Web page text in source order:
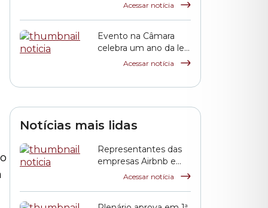
Acessar notícia
Evento na Câmara
celebra um ano da lei
que criou o Festival
Acessar notícia
Notícias mais lidas
Representantes das
empresas Airbnb e
QuintoAndar prestam
Acessar notícia